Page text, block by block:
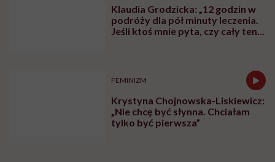
Klaudia Grodzicka: „12 godzin w
podróży dla pół minuty leczenia.
Jeśli ktoś mnie pyta, czy cały ten
FEMINIZM
Krystyna Chojnowska-Liskiewicz:
„Nie chcę być słynna. Chciałam
tylko być pierwsza”